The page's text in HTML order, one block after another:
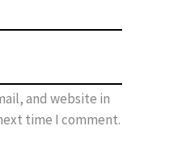
and website in
time I comment.